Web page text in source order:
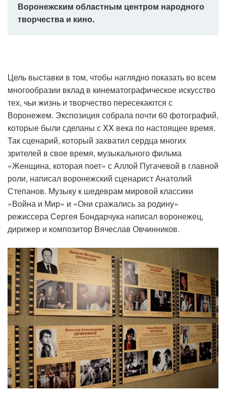
Воронежским областным центром народного
творчества и кино.
Цель выставки в том, чтобы наглядно показать во всем
многообразии вклад в кинематографическое искусство
тех, чьи жизнь и творчество пересекаются с
Воронежем. Экспозиция собрала почти 60 фотографий,
которые были сделаны с XX века по настоящее время.
Так сценарий, который захватил сердца многих
зрителей в свое время, музыкального фильма
«Женщина, которая поет» с Аллой Пугачевой в главной
роли, написал воронежский сценарист Анатолий
Степанов. Музыку к шедеврам мировой классики
«Война и Мир» и «Они сражались за родину»
режиссера Сергея Бондарчука написал воронежец,
дирижер и композитор Вячеслав Овчинников.